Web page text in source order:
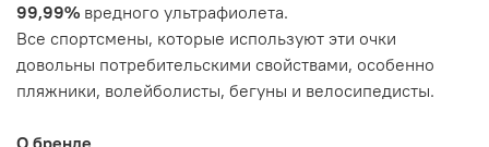
99,99% вредного ультрафиолета.
Все спортсмены, которые используют эти очки
довольны потребительскими свойствами, особенно
пляжники, волейболисты, бегуны и велосипедисты.